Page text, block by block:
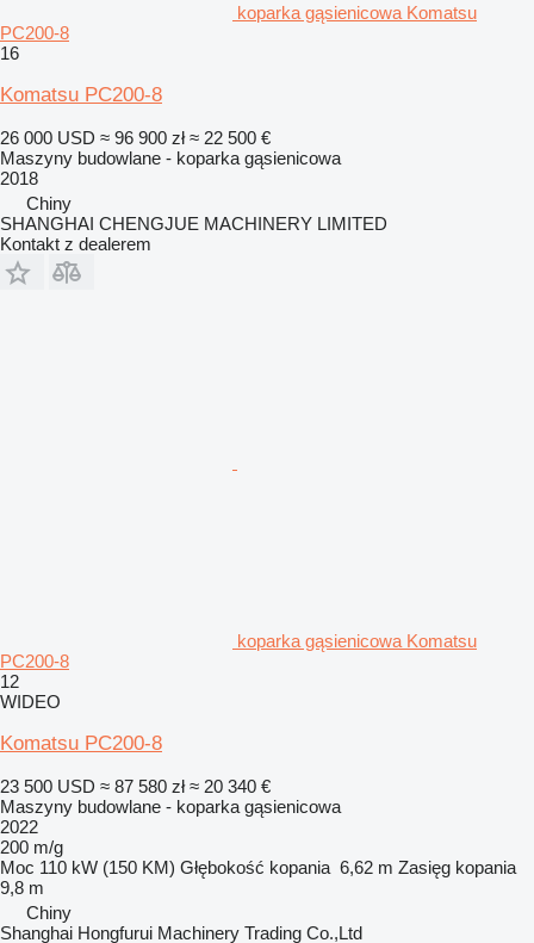
koparka gąsienicowa Komatsu
PC200-8
16
Komatsu PC200-8
26 000 USD ≈ 96 900 zł ≈ 22 500 €
Maszyny budowlane - koparka gąsienicowa
2018
Chiny
SHANGHAI CHENGJUE MACHINERY LIMITED
Kontakt z dealerem
koparka gąsienicowa Komatsu
PC200-8
12
WIDEO
Komatsu PC200-8
23 500 USD ≈ 87 580 zł ≈ 20 340 €
Maszyny budowlane - koparka gąsienicowa
2022
200 m/g
Moc 110 kW (150 KM) Głębokość kopania 6,62 m Zasięg kopania
9,8 m
Chiny
Shanghai Hongfurui Machinery Trading Co.,Ltd